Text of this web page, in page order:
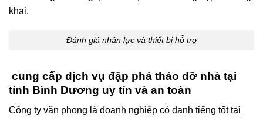
khai.
Đánh giá nhân lực và thiết bị hỗ trợ
cung cấp dịch vụ đập phá tháo dỡ nhà tại
tỉnh Bình Dương uy tín và an toàn
Công ty văn phong là doanh nghiệp có danh tiếng tốt tại